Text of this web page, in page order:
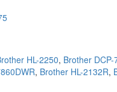
HL-2250, Brother DCP-
, Brother HL-2132R,